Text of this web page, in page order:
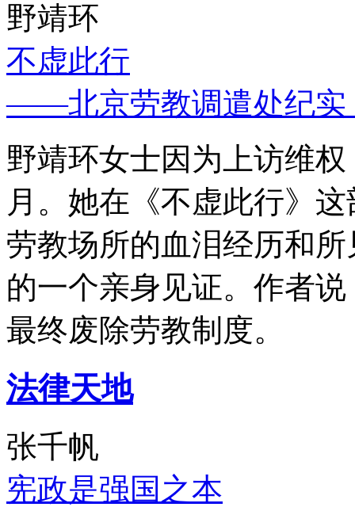
野靖环
不虚此行
——北京劳教调遣处纪实
野靖环女士因为上访维
月。她在《不虚此行》
劳教场所的血泪经历和
的一个亲身见证。作者
最终废除劳教制度。
法律天地
张千帆
宪政是强国之本